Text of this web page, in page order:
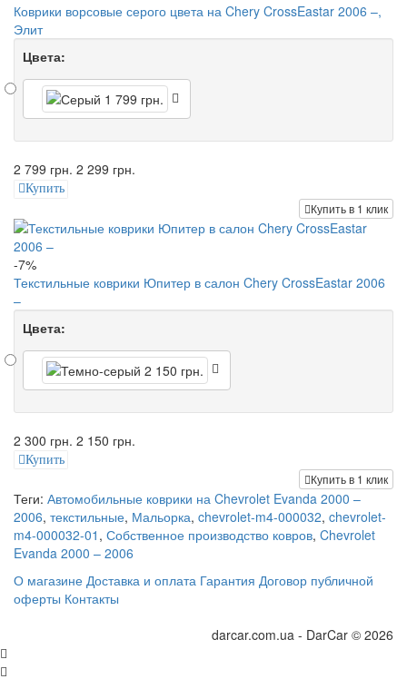
Коврики ворсовые серого цвета на Chery CrossEastar 2006 –,
Элит
Цвета:
2 799 грн. 2 299 грн.
Купить
Купить в 1 клик
-7%
Текстильные коврики Юпитер в салон Chery CrossEastar 2006
–
Цвета:
2 300 грн. 2 150 грн.
Купить
Купить в 1 клик
Теги: Автомобильные коврики на Chevrolet Evanda 2000 –
2006, текстильные, Мальорка, chevrolet-m4-000032, chevrolet-
m4-000032-01 , Собственное производство ковров, Chevrolet
Evanda 2000 – 2006
О магазине Доставка и оплата Гарантия Договор публичной
оферты Контакты
darcar.com.ua - DarCar © 2026